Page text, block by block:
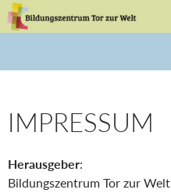
Zum
Inhalt
IMPRESSUM
Herausgeber:
Bildungszentrum Tor zur Welt